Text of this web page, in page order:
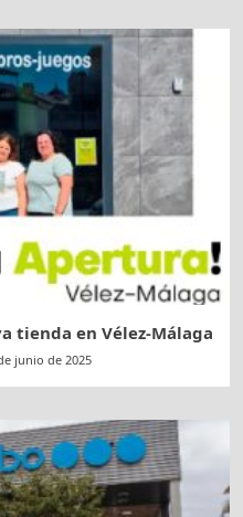
tienda en Vélez-Málaga
junio de 2025